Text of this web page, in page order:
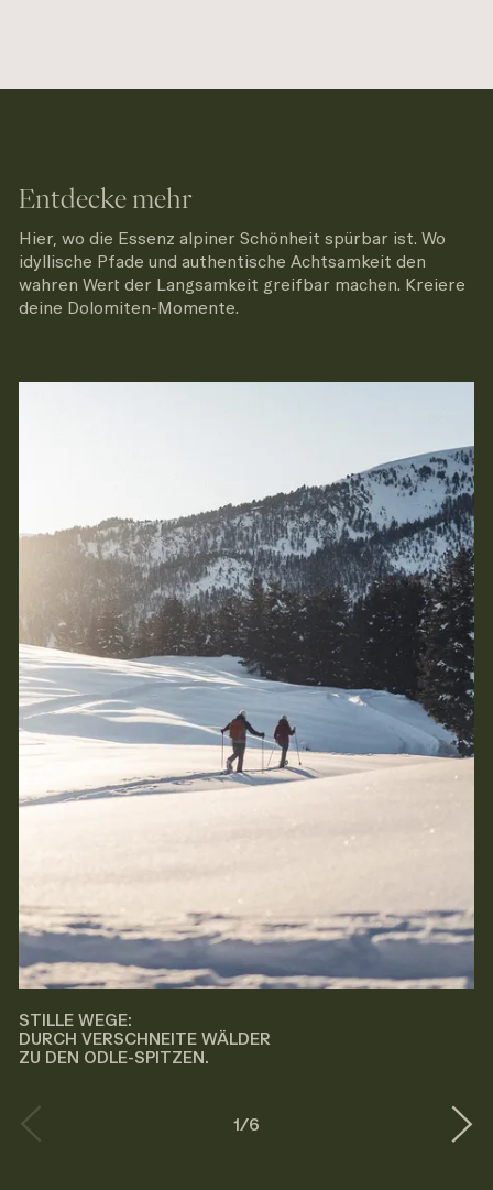
Entdecke mehr
Hier, wo die Essenz alpiner Schönheit spürbar ist. Wo
idyllische Pfade und authentische Achtsamkeit den
wahren Wert der Langsamkeit greifbar machen. Kreiere
deine Dolomiten-Momente.
STILLE WEGE:
DURCH VERSCHNEITE WÄLDER
ZU DEN ODLE-SPITZEN.
1/6